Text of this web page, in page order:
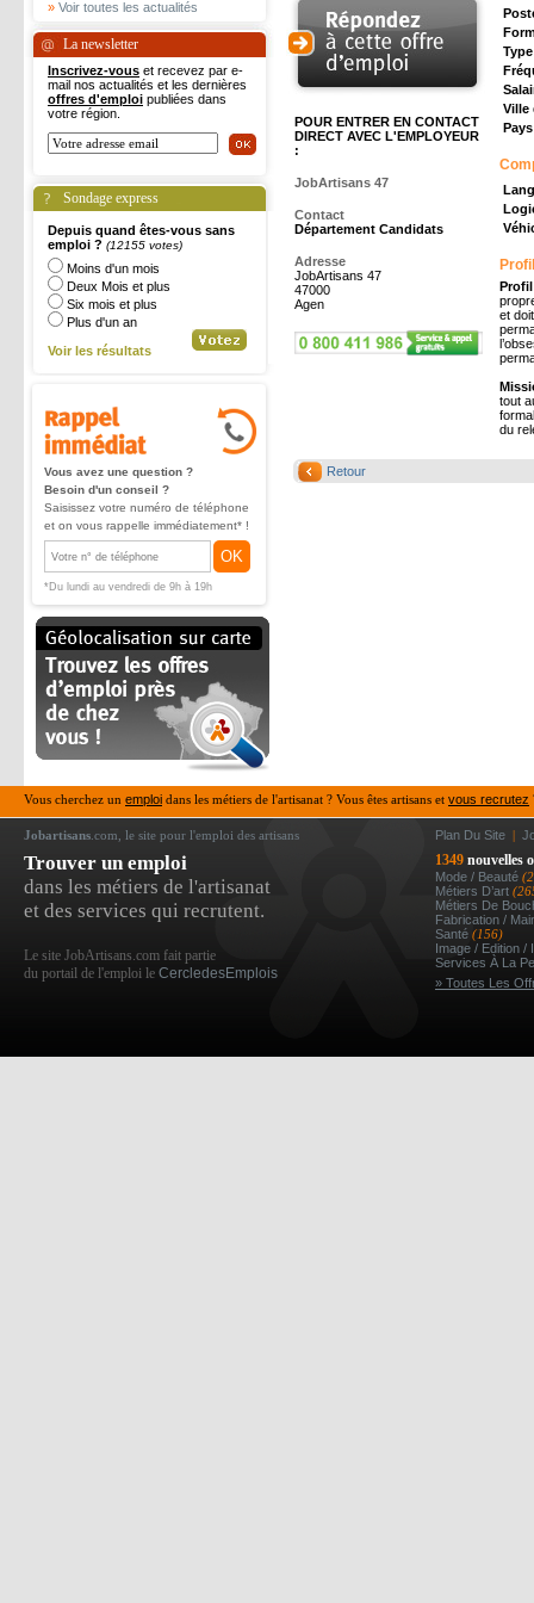
» Voir toutes les actualités
La newsletter
Inscrivez-vous et recevez par e-
mail nos actualités et les dernières
offres d'emploi publiées dans
votre région.
Sondage express
Depuis quand êtes-vous sans
emploi ? (12155 votes)
Moins d'un mois
Deux Mois et plus
Six mois et plus
Plus d'un an
Voir les résultats
Vous avez une question ?
Besoin d'un conseil ?
Saisissez votre numéro de téléphone
et on vous rappelle immédiatement* !
OK
*Du lundi au vendredi de 9h à 19h
POUR ENTRER EN CONTACT
DIRECT AVEC L'EMPLOYEUR
:
JobArtisans 47
Contact
Département Candidats
Adresse
JobArtisans 47
47000
Agen
Ville
et
tout
du
Retour
Vous cherchez un emploi dans les métiers de l'artisanat ? Vous êtes artisans et vous recrutez
Jobartisans .com, le site pour l'emploi des artisans Plan Du Site |
Trouver un emploi
dans les métiers de l'artisanat
et des services qui recrutent.
Le site JobArtisans.com fait partie
du portail de l'emploi le CercledesEmplois
1349 nouvelles
Mode / Beauté
Métiers D’art
Métiers De
Fabrication /
Santé (156)
Image / Edition /
Services À La
» Toutes Les